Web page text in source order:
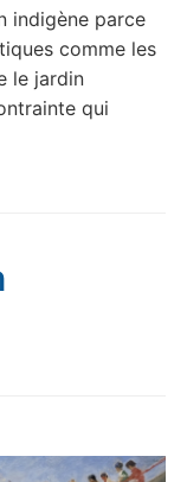
indigène parce
comme les
le jardin
qui